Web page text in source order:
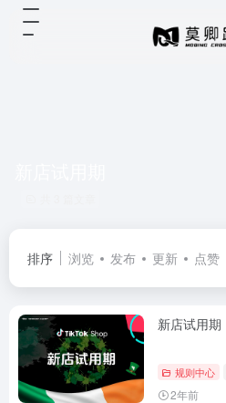
排序 浏览 发布 更新 点赞
新店试用期
规则中心
2年前